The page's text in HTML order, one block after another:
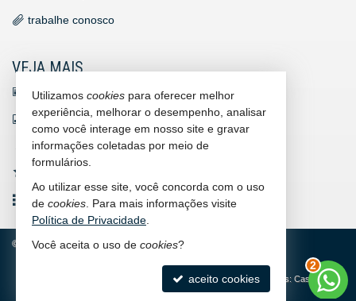
trabalhe conosco
VEJA MAIS
receba nosso newsletter
indicadores financeiros
cadastre seu imóvel
mapa de imóveis
© 2026 CRECI/SC 7169-J Política de Privacidade
Site para imobiliárias: Castel Digital
Utilizamos cookies para oferecer melhor
experiência, melhorar o desempenho, analisar
como você interage em nosso site e gravar
informações coletadas por meio de
formulários.
Ao utilizar esse site, você concorda com o uso
de cookies . Para mais informações visite
Política de Privacidade
Você aceita o uso de cookies?
aceito cookies